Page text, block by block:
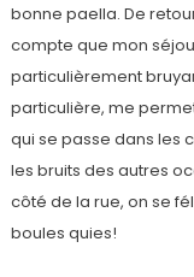
bonne paella. De
compte que mon
particulièrement
particulière, me
qui se passe dans les
les bruits des autres
côté de la rue, on se
boules quies!